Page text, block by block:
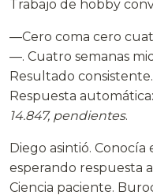
Trabajo de hobby
—Cero coma cero
—. Cuatro semanas
Resultado
Respuesta automática:
14.847, pendientes.
Diego asintió.
esperando respuesta
Ciencia paciente.